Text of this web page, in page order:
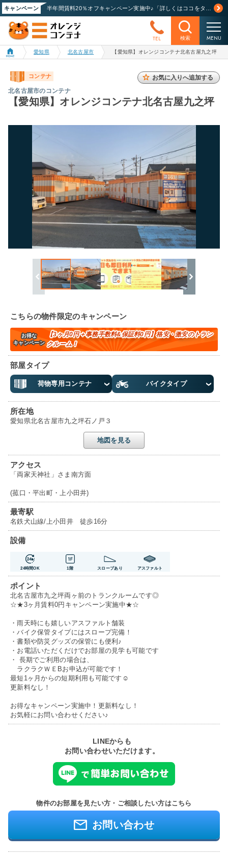
キャンペーン
TEL 検索 MENU
愛知県 北名古屋市 【愛知県】オレンジコンテナ北名古屋九之坪
コンテナ
北名古屋市のコンテナ
【愛知県】オレンジコンテナ北名古屋九之坪
お気に入りへ追加する
こちらの物件限定のキャンペーン
お得な
キャンペーン
【3ヶ月0円＋事務手数料&保証料0円】格安・激安のトラン
クルーム！
部屋タイプ
荷物専用コンテナ バイクタイプ
所在地
愛知県北名古屋市九之坪石ノ戸３
地図を見る
アクセス
「両家天神社」さま南方面
(菰口・平出町・上小田井)
最寄駅
名鉄犬山線/上小田井 徒歩16分
設備
24時間OK 1階 スロープあり アスファルト
ポイント
北名古屋市九之坪両ヶ前のトランクルームです◎
☆★3ヶ月賃料0円キャンペーン実施中★☆
・雨天時にも嬉しいアスファルト舗装
・バイク保管タイプにはスロープ完備！
・書類や防災グッズの保管にも便利♪
・お電話いただくだけでお部屋の見学も可能です
・ 長期でご利用の場合は、
ラクラクＷＥBお申込が可能です！
最短1ヶ月からの短期利用も可能です☺
更新料なし！
お得なキャンペーン実施中！更新料なし！
お気軽にお問い合わせください♪
LINEからも
お問い合わせいただけます。
物件のお部屋を見たい方・ご相談したい方はこちら
お問い合わせ